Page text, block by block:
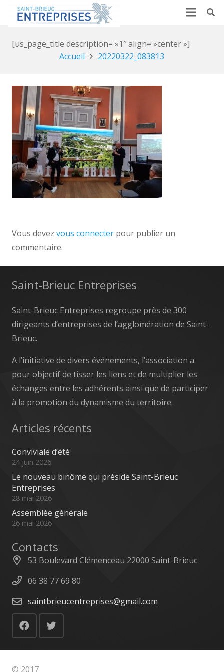
[us_page_title description= »1″ align= »center »]
Accueil
20220322_083813
Vous devez vous connecter pour publier un
commentaire.
Saint-Brieuc Entreprises
Saint-Brieuc Entreprises regroupe près de 300
dirigeants d’entreprises de l’agglomération de Saint-
Brieuc.
A l’initiative de divers événements, l’association a
pour objectif de tisser les liens et de multiplier les
échanges entre les adhérents ainsi que de participer
à la promotion du dynamisme du territoire.
Articles récents
Conviviale d’été
24 juin 2026
Le nouveau binôme qui préside Saint-Brieuc
Entreprises
28 mai 2026
Assemblée générale
26 mai 2026
Contacts
53 Boulevard Clémenceau 22000 Saint-Brieuc
06 38 77 69 80
saintbrieucentreprises@gmail.com
© 2017